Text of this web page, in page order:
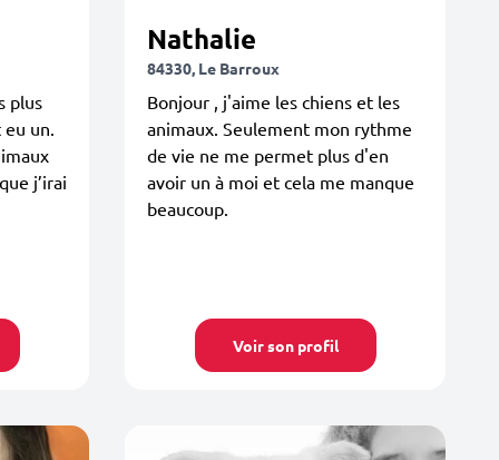
plus
un.
j’irai
Nathalie
84330, Le Barroux
Bonjour , j'aime les chiens et les
animaux. Seulement mon rythme
de vie ne me permet plus d'en
avoir un à moi et cela me manque
beaucoup.
Voir son profil